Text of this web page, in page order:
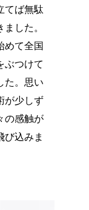
てば無駄
した。
めて全国
ぶつけて
た。思い
が少しず
の感触が
込みま